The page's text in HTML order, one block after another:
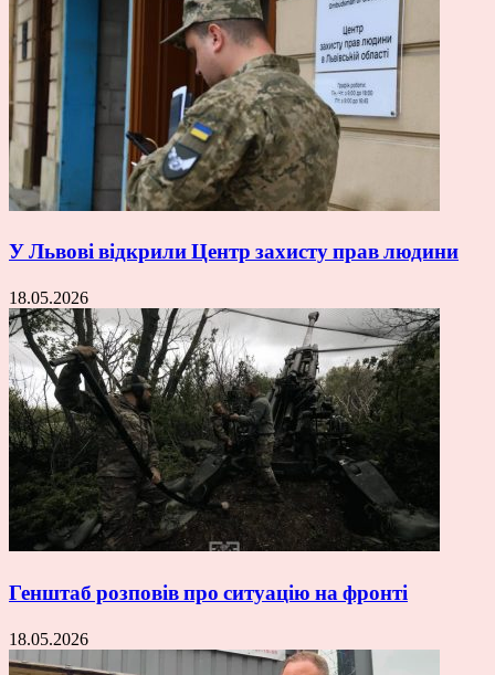
У Львові відкрили Центр захисту прав людини
18.05.2026
Генштаб розповів про ситуацію на фронті
18.05.2026